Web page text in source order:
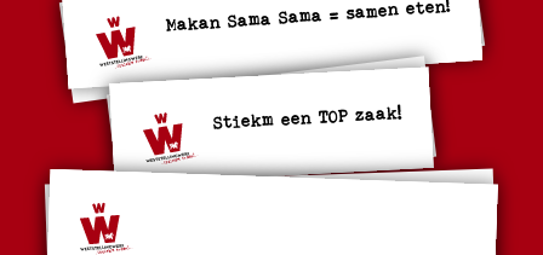
Makan Sama Sama = samen eten!
Stiekm een TOP zaak!